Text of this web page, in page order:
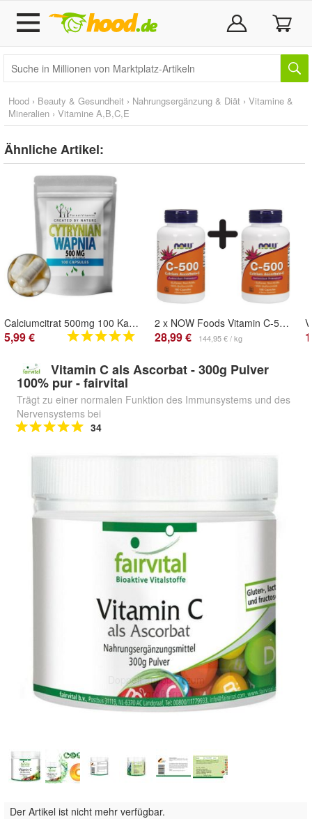
Hood › Beauty & Gesundheit › Nahrungsergänzung & Diät › Vitamine &
Mineralien › Vitamine A,B,C,E
Ähnliche Artikel:
Calciumcitrat 500mg 100 Kapseln - Calcium Citrat - hochdosiert - Forest Vitamin
5,99 €
2 x NOW Foods Vitamin C-500 Calcium Ascorbate-C - 100 caps
28,99 € 144,95 € / kg
Vitamin C als Ascorbat - 300g Pulver
100% pur - fairvital
Trägt zu einer normalen Funktion des Immunsystems und des
Nervensystems bei
34
Doppelt antippen zum
vergrößern
Der Artikel ist nicht mehr verfügbar.